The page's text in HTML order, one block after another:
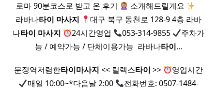
로마 90분코스로 받고 온 후기
소개해드릴게요
라바나타이 마사지
대구 북구 동천로 128-9 4층 라바
나타이 마사지 24시간영업 053-314-9855
주차가
능 / 예약가능 / 단체이용가능 ​ 라바나타이…
문정역저렴한타이마사지 << 릴렉스타이 >>
영업시간
매일 10:00~*다음날 2:00
전화번호: 0507-1484-